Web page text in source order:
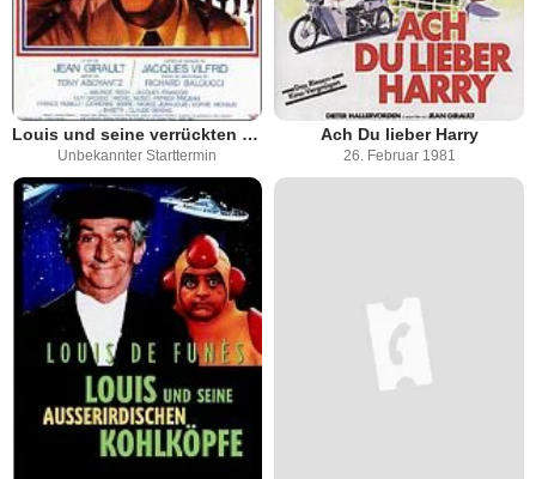
Louis und seine verrückten Politessen
Unbekannter Starttermin
Ach Du lieber Harry
26. Februar 1981